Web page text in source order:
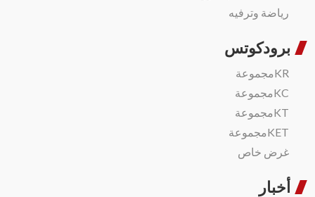
رياضة وترفيه
برودكوتس
KRمجموعة
KCمجموعة
KTمجموعة
KETمجموعة
غرض خاص
أخبار